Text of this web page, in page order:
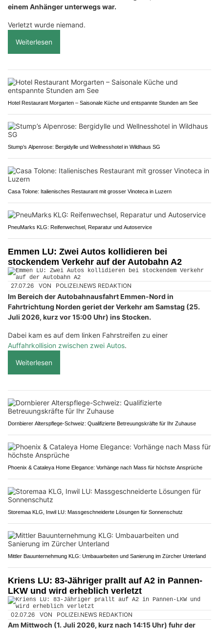
einem Anhänger unterwegs war.
Verletzt wurde niemand.
Weiterlesen
Hotel Restaurant Morgarten – Saisonale Küche und entspannte Stunden am See
Stump’s Alpenrose: Bergidylle und Wellnesshotel in Wildhaus SG
Casa Tolone: Italienisches Restaurant mit grosser Vinoteca in Luzern
PneuMarks KLG: Reifenwechsel, Reparatur und Autoservice
Emmen LU: Zwei Autos kollidieren bei
stockendem Verkehr auf der Autobahn A2
27.07.26 VON POLIZEI.NEWS REDAKTION
Im Bereich der Autobahnausfahrt Emmen-Nord in
Fahrtrichtung Norden geriet der Verkehr am Samstag (25.
Juli 2026, kurz vor 15:00 Uhr) ins Stocken.
Dabei kam es auf dem linken Fahrstreifen zu einer
Auffahrkollision zwischen zwei Autos.
Weiterlesen
Dornbierer Alterspflege-Schweiz: Qualifizierte Betreuungskräfte für Ihr Zuhause
Phoenix & Cataleya Home Elegance: Vorhänge nach Mass für höchste Ansprüche
Storemaa KLG, Inwil LU: Massgeschneiderte Lösungen für Sonnenschutz
Mittler Bauunternehmung KLG: Umbauarbeiten und Sanierung im Zürcher Unterland
Kriens LU: 83-Jähriger prallt auf A2 in Pannen-
LKW und wird erheblich verletzt
02.07.26 VON POLIZEI.NEWS REDAKTION
Am Mittwoch (1. Juli 2026, kurz nach 14:15 Uhr) fuhr der